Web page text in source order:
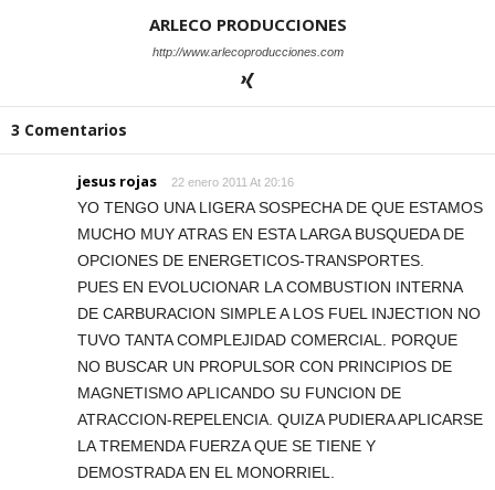
ARLECO PRODUCCIONES
http://www.arlecoproducciones.com
3 Comentarios
jesus rojas 22 enero 2011 At 20:16
YO TENGO UNA LIGERA SOSPECHA DE QUE ESTAMOS
MUCHO MUY ATRAS EN ESTA LARGA BUSQUEDA DE
OPCIONES DE ENERGETICOS-TRANSPORTES.
PUES EN EVOLUCIONAR LA COMBUSTION INTERNA
DE CARBURACION SIMPLE A LOS FUEL INJECTION NO
TUVO TANTA COMPLEJIDAD COMERCIAL. PORQUE
NO BUSCAR UN PROPULSOR CON PRINCIPIOS DE
MAGNETISMO APLICANDO SU FUNCION DE
ATRACCION-REPELENCIA. QUIZA PUDIERA APLICARSE
LA TREMENDA FUERZA QUE SE TIENE Y
DEMOSTRADA EN EL MONORRIEL.